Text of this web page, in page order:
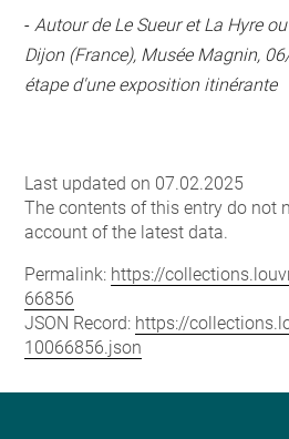
-Autour de Le Sueur et La Hyre
Dijon (France), Musée Magnin,
étape d'une exposition itinérante
Last updated on 07.02.2025
The contents of this entry do not
account of the latest data.
Permalink: https://
66856
JSON Record: https://
10066856.json